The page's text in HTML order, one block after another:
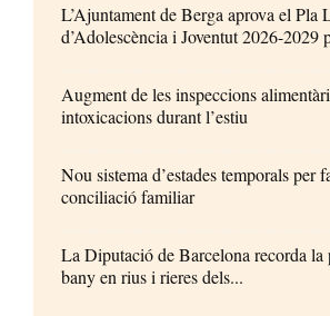
L’Ajuntament de Berga aprova el Pla
d’Adolescència i Joventut 2026-2029
Augment de les inspeccions
intoxicacions durant l’estiu
Nou sistema d’estades temporals per
conciliació familiar
La Diputació de Barcelona recorda
bany en rius i rieres dels...